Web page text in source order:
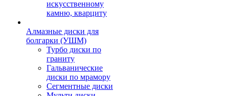
искусственному
камню, кварциту
Алмазные диски для
болгарки (УШМ)
Турбо диски по
граниту
Гальванические
диски по мрамору
Сегментные диски